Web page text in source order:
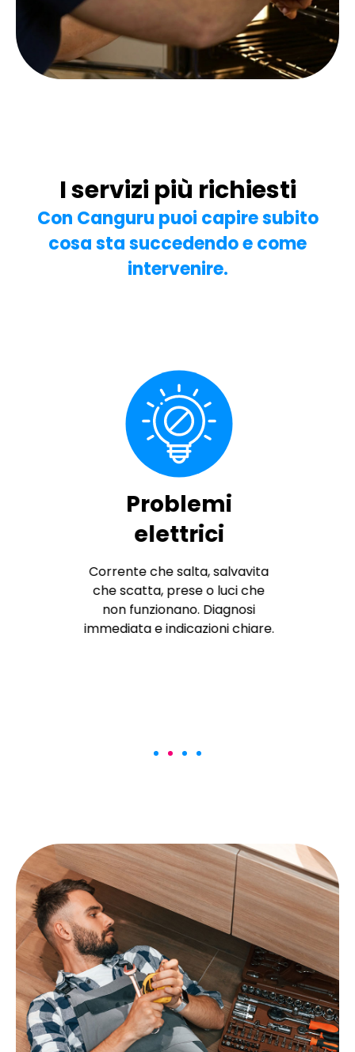
I servizi più richiesti
Con Canguru puoi capire subito
cosa sta succedendo e come
intervenire.
Problemi
elettrici
Corrente che salta, salvavita
che scatta, prese o luci che
non funzionano. Diagnosi
immediata e indicazioni chiare.